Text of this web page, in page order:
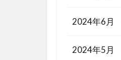
2024年6月
2024年5月